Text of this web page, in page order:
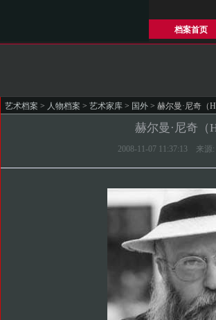
档案首页
艺术档案 > 人物档案 > 艺术家库 > 国外 > 赫尔曼·尼奇（
赫尔曼·尼奇（
2008-11-07 11:37:13 来源: